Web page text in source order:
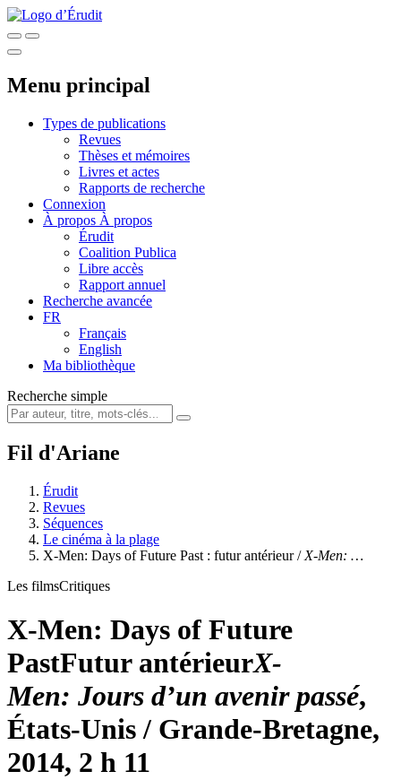
Menu principal
Types de publications
Revues
Thèses et mémoires
Livres et actes
Rapports de recherche
Connexion
À propos À propos
Érudit
Coalition Publica
Libre accès
Rapport annuel
Recherche avancée
FR
Français
English
Ma bibliothèque
Recherche simple
Fil d'Ariane
Érudit
Revues
Séquences
Le cinéma à la plage
X-Men: Days of Future Past : futur antérieur / X-Men: …
Les filmsCritiques
X-Men: Days of Future
PastFutur antérieurX-
Men: Jours d’un avenir passé,
États-Unis / Grande-Bretagne,
2014, 2 h 11